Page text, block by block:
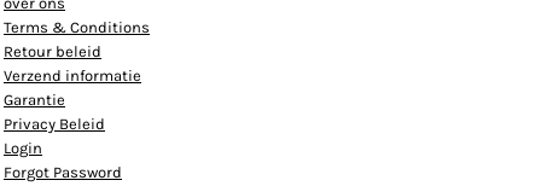
Terms & Conditions
Retour beleid
Verzend informatie
Garantie
Privacy Beleid
Login
Forgot Password